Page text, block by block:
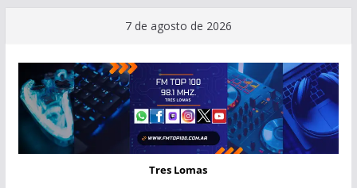
contenido
7 de agosto de 2026
Tres Lomas